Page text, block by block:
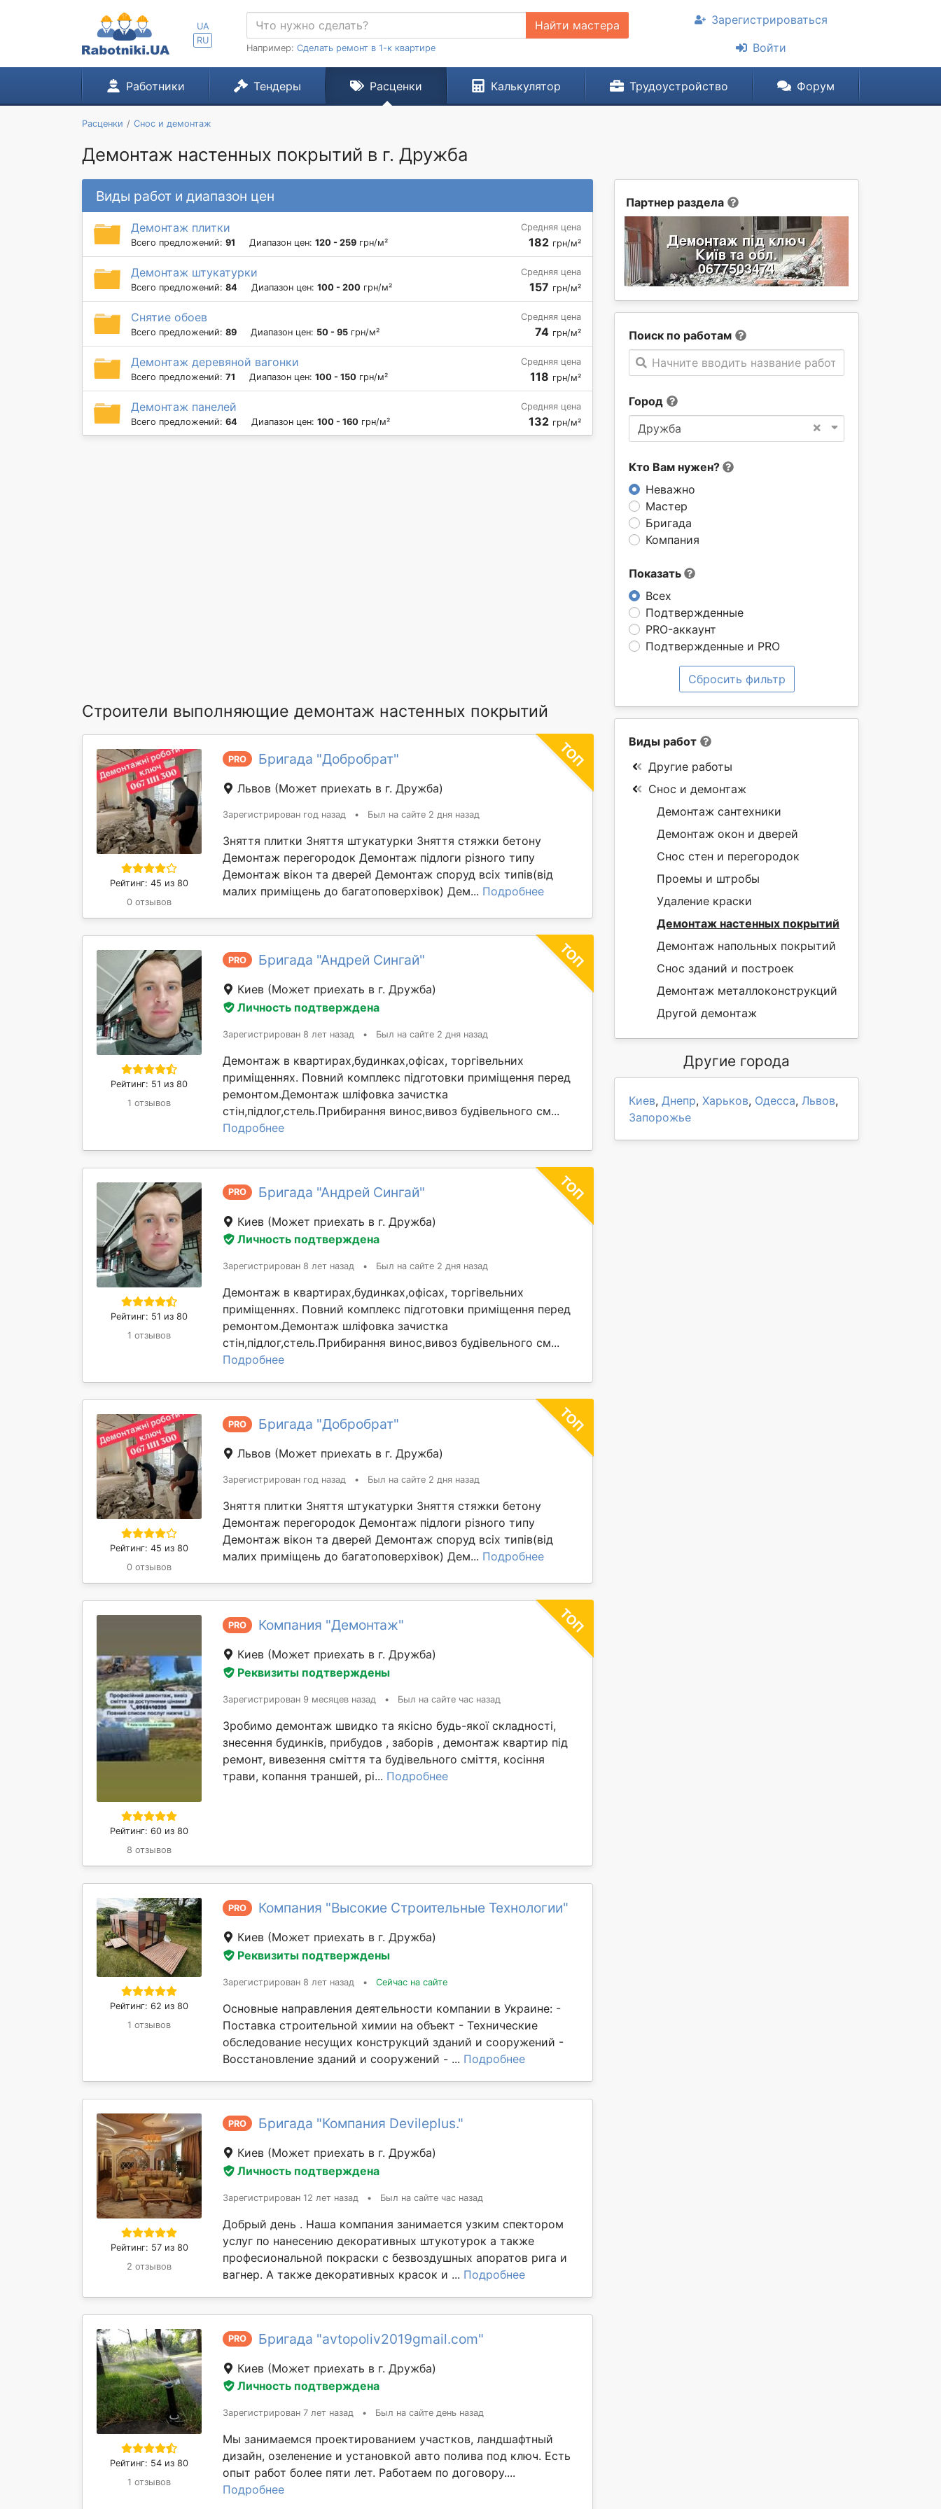
UA
RU
Найти мастера
Например: Сделать ремонт в 1-к квартире
Зарегистрироваться
Войти
Работники Тендеры Расценки Калькулятор Трудоустройство Форум
Расценки Снос и демонтаж
Демонтаж настенных покрытий в г. Дружба
Партнер раздела
Поиск по работам
Начните вводить название работы
Город
×
Дружба
Кто Вам нужен?
Неважно
Мастер
Бригада
Компания
Показать
Всех
Подтвержденные
PRO-аккаунт
Подтвержденные и PRO
Сбросить фильтр
Виды работ и диапазон цен
Демонтаж плитки
Всего предложений: 91 Диапазон цен: 120 - 259 грн/м²
Средняя цена
182 грн/м²
Демонтаж штукатурки
Всего предложений: 84 Диапазон цен: 100 - 200 грн/м²
Средняя цена
157 грн/м²
Снятие обоев
Всего предложений: 89 Диапазон цен: 50 - 95 грн/м²
Средняя цена
74 грн/м²
Демонтаж деревяной вагонки
Всего предложений: 71 Диапазон цен: 100 - 150 грн/м²
Средняя цена
118 грн/м²
Демонтаж панелей
Всего предложений: 64 Диапазон цен: 100 - 160 грн/м²
Средняя цена
132 грн/м²
Строители выполняющие демонтаж настенных покрытий
Рейтинг: 45 из 80
0 отзывов
PRO Бригада "Добробрат"
Львов (Может приехать в г. Дружба)
Зарегистрирован год назад • Был на сайте 2 дня назад
Зняття плитки Зняття штукатурки Зняття стяжки бетону
Демонтаж перегородок Демонтаж підлоги різного типу
Демонтаж вікон та дверей Демонтаж споруд всіх типів(від
малих приміщень до багатоповерхівок) Дем... Подробнее
Рейтинг: 51 из 80
1 отзывов
PRO Бригада "Андрей Сингай"
Киев (Может приехать в г. Дружба)
Личность подтверждена
Зарегистрирован 8 лет назад • Был на сайте 2 дня назад
Демонтаж в квартирах,будинках,офісах, торгівельних
приміщеннях. Повний комплекс підготовки приміщення перед
ремонтом.Демонтаж шліфовка зачистка
стін,підлог,стель.Прибирання винос,вивоз будівельного см...
Подробнее
Рейтинг: 51 из 80
1 отзывов
PRO Бригада "Андрей Сингай"
Киев (Может приехать в г. Дружба)
Личность подтверждена
Зарегистрирован 8 лет назад • Был на сайте 2 дня назад
Демонтаж в квартирах,будинках,офісах, торгівельних
приміщеннях. Повний комплекс підготовки приміщення перед
ремонтом.Демонтаж шліфовка зачистка
стін,підлог,стель.Прибирання винос,вивоз будівельного см...
Подробнее
Рейтинг: 45 из 80
0 отзывов
PRO Бригада "Добробрат"
Львов (Может приехать в г. Дружба)
Зарегистрирован год назад • Был на сайте 2 дня назад
Зняття плитки Зняття штукатурки Зняття стяжки бетону
Демонтаж перегородок Демонтаж підлоги різного типу
Демонтаж вікон та дверей Демонтаж споруд всіх типів(від
малих приміщень до багатоповерхівок) Дем... Подробнее
Рейтинг: 60 из 80
8 отзывов
PRO Компания "Демонтаж"
Киев (Может приехать в г. Дружба)
Реквизиты подтверждены
Зарегистрирован 9 месяцев назад • Был на сайте час назад
Зробимо демонтаж швидко та якісно будь-якої складності,
знесення будинків, прибудов , заборів , демонтаж квартир під
ремонт, вивезення сміття та будівельного сміття, косіння
трави, копання траншей, рі... Подробнее
Рейтинг: 62 из 80
1 отзывов
PRO Компания "Высокие Строительные Технологии"
Киев (Может приехать в г. Дружба)
Реквизиты подтверждены
Зарегистрирован 8 лет назад • Сейчас на сайте
Основные направления деятельности компании в Украине: -
Поставка строительной химии на объект - Технические
обследование несущих конструкций зданий и сооружений -
Восстановление зданий и сооружений - ... Подробнее
Рейтинг: 57 из 80
2 отзывов
PRO Бригада "Компания Devileplus."
Киев (Может приехать в г. Дружба)
Личность подтверждена
Зарегистрирован 12 лет назад • Был на сайте час назад
Добрый день . Наша компания занимается узким спектором
услуг по нанесению декоративных штукотурок а также
професиональной покраски с безвоздушных апоратов рига и
вагнер. А также декоративных красок и ... Подробнее
Рейтинг: 54 из 80
1 отзывов
PRO Бригада "avtopoliv2019gmail.com"
Киев (Может приехать в г. Дружба)
Личность подтверждена
Зарегистрирован 7 лет назад • Был на сайте день назад
Мы занимаемся проектированием участков, ландшафтный
дизайн, озеленение и установкой авто полива под ключ. Есть
опыт работ более пяти лет. Работаем по договору....
Подробнее
Виды работ
Другие работы
Снос и демонтаж
Демонтаж сантехники
Демонтаж окон и дверей
Снос стен и перегородок
Проемы и штробы
Удаление краски
Демонтаж настенных покрытий
Демонтаж напольных покрытий
Снос зданий и построек
Демонтаж металлоконструкций
Другой демонтаж
Другие города
Киев, Днепр, Харьков, Одесса, Львов,
Запорожье